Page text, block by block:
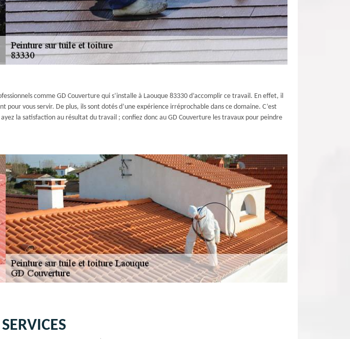
comme GD Couverture qui s’installe à Laouque 83330 d’accomplir ce travail. En effet, il
vous servir. De plus, ils sont dotés d’une expérience irréprochable dans ce domaine. C’est
la satisfaction au résultat du travail ; confiez donc au GD Couverture les travaux pour peindre